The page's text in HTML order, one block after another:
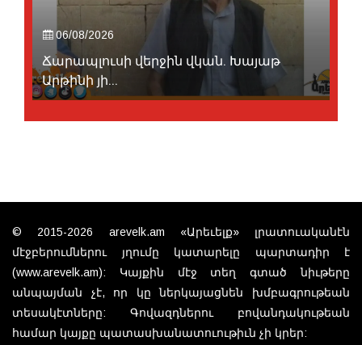
06/08/2026
Ճարապլուսի վերջին վկան. Խայաթ
Արթինի յի...
© 2015-2026 arevelk.am «Արեւելք» լրատուականէն
մէջբերումներու յղումը կատարելը պարտադիր է
(www.arevelk.am): Կայքին մէջ տեղ գտած նիւթերը
անպայման չէ, որ կը ներկայացնեն խմբագրութեան
տեսակէտները: Գովազդներու բովանդակութեան
համար կայքը պատասխանատուութիւն չի կրեր: